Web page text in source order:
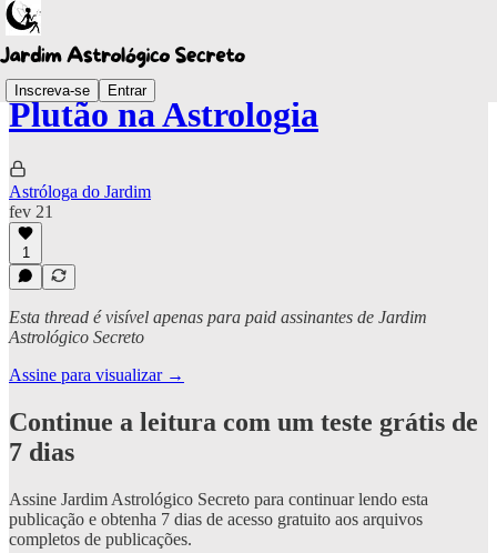
Inscreva-se Entrar
Plutão na Astrologia
Astróloga do Jardim
fev 21
1
Esta thread é visível apenas para paid assinantes de Jardim
Astrológico Secreto
Assine para visualizar →
Continue a leitura com um teste grátis de
7 dias
Assine Jardim Astrológico Secreto para continuar lendo esta
publicação e obtenha 7 dias de acesso gratuito aos arquivos
completos de publicações.